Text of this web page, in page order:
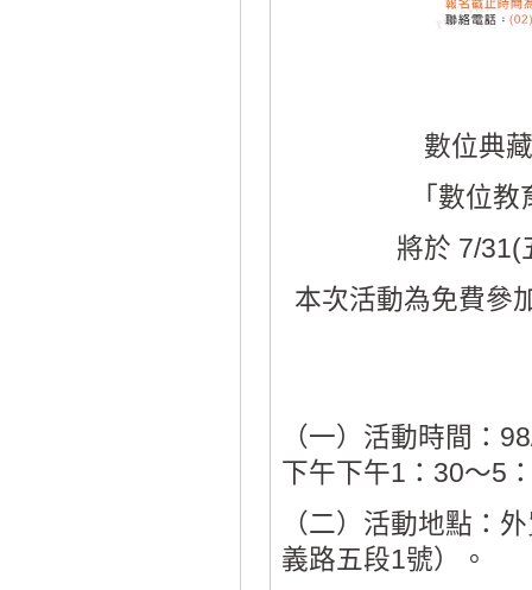
數位典
「數位
將於 7/31(
本次活動為免費參
（一）活動時間：
下午下午1：30～5
（二）活動地點：
義路五段1號）。